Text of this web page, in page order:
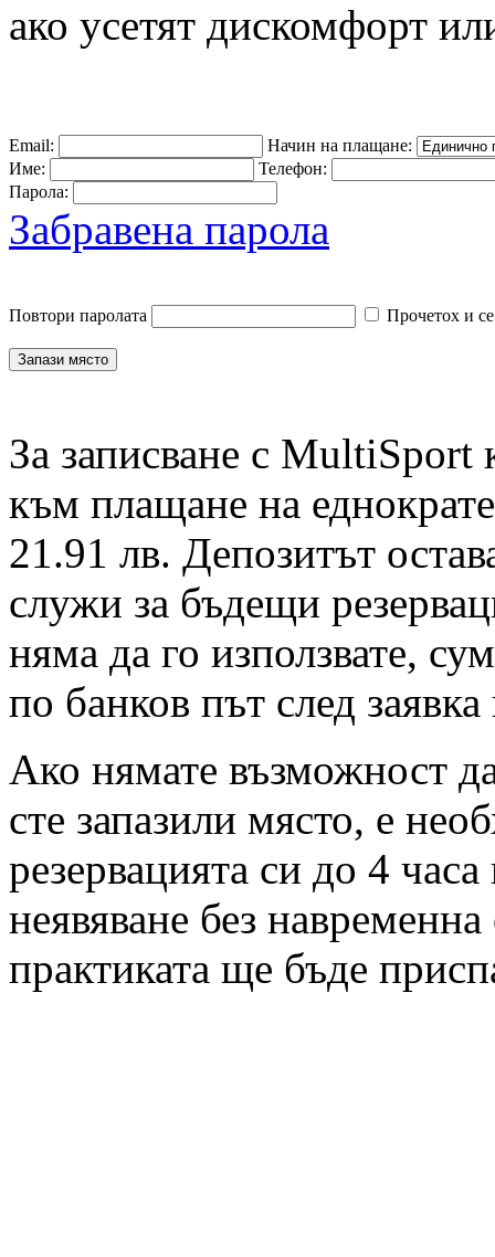
ако усетят дискомфорт
Email:
Начин на плащане:
Име:
Телефон:
Парола:
Забравена парола
Повтори паролата Прочетох и
За записване с MultiSport
към плащане на
21.91 лв. Депозитът
служи за бъдещи
няма да го използвате,
по банков път след
Ако нямате възможност
сте запазили място, е
резервацията си до 4
неявяване без
практиката ще бъде